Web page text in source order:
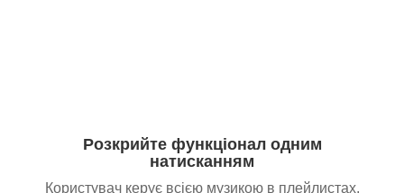
Розкрийте функціонал одним
натисканням
Користувач керує всією музикою в плейлистах,